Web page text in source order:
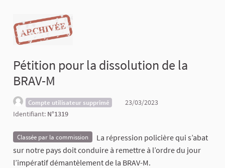
Pétition pour la dissolution de la
BRAV-M
Compte utilisateur supprimé
23/03/2023
Identifiant: N°1319
Classée par la commission
La répression policière qui s’abat
sur notre pays doit conduire à remettre à l’ordre du jour
l’impératif démantèlement de la BRAV-M.